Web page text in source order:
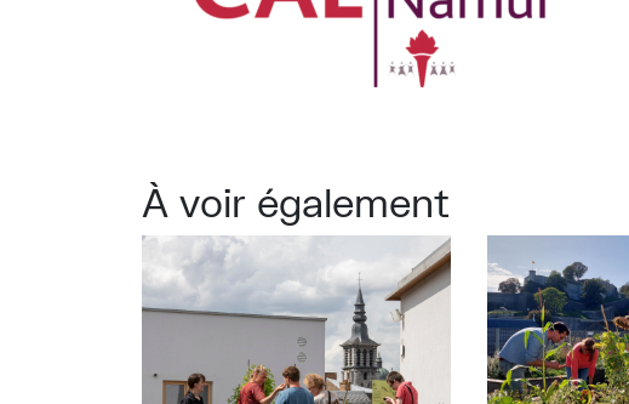
À voir également